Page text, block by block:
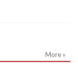
More »